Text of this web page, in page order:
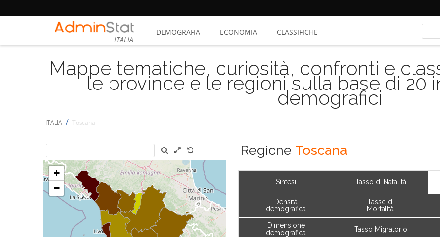
ITALIA
DEMOGRAFIA ECONOMIA CLASSIFICHE
Mappe tematiche, curiosità, confronti e
le province e le regioni sulla base di 20
demografici
ITALIA / Toscana
Regione Toscana
Sintesi
Densità
demografica
Dimensione
demografica
Tasso di Natalità
Tasso di
Mortalità
Tasso Migratorio